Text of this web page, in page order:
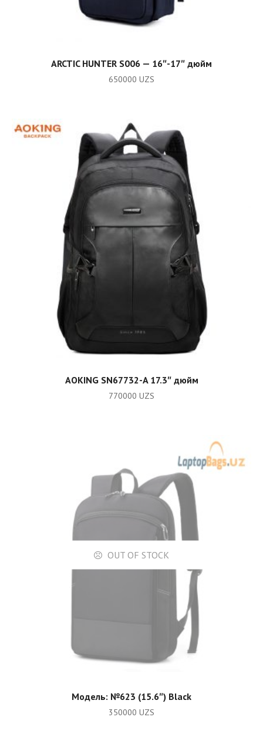
ADD TO CART
ARCTIC HUNTER S006 — 16″-17″ дюйм
650000 UZS
ADD TO CART
AOKING SN67732-A 17.3″ дюйм
770000 UZS
OUT OF STOCK
READ MORE
Модель: №623 (15.6″) Black
350000 UZS